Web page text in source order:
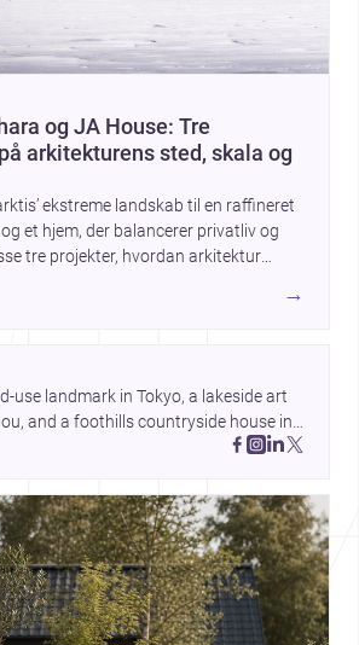
og JA House: Tre
arkitekturens sted, skala og
ekstreme landskab til en raffineret
et hjem, der balancerer privatliv og
tre projekter, hvordan arkitektur
og daglig brug. Tilsammen
at tænke territorial tilstedeværelse,
→
use landmark in Tokyo, a lakeside art
and a foothills countryside house in
shaping place, culture, and